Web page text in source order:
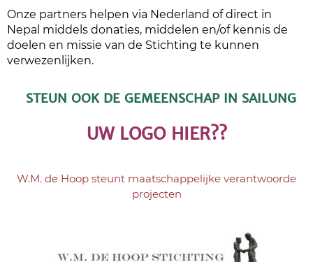
Onze partners helpen via Nederland of direct in
Nepal middels donaties, middelen en/of kennis de
doelen en missie van de Stichting te kunnen
verwezenlijken.
STEUN OOK DE GEMEENSCHAP IN SAILUNG
UW LOGO HIER??
W.M. de Hoop steunt maatschappelijke verantwoorde
projecten